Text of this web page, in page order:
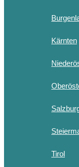
Kärnten
Tirol